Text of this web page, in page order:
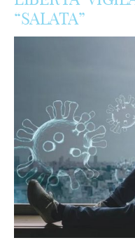
“SALATA”